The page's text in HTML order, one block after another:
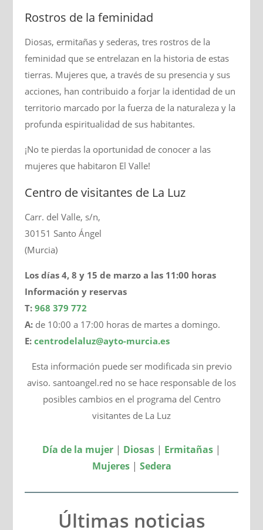
Rostros de la feminidad
Diosas, ermitañas y sederas, tres rostros de la
feminidad que se entrelazan en la historia de estas
tierras. Mujeres que, a través de su presencia y sus
acciones, han contribuido a forjar la identidad de un
territorio marcado por la fuerza de la naturaleza y la
profunda espiritualidad de sus habitantes.
¡No te pierdas la oportunidad de conocer a las
mujeres que habitaron El Valle!
Centro de visitantes de La Luz
Carr. del Valle, s/n,
30151 Santo Ángel
(Murcia)
Los días 4, 8 y 15 de marzo a las 11:00 horas
Información y reservas
T: 968 379 772
A: de 10:00 a 17:00 horas de martes a domingo.
E: centrodelaluz@ayto-murcia.es
Esta información puede ser modificada sin previo
aviso. santoangel.red no se hace responsable de los
posibles cambios en el programa del Centro
visitantes de La Luz
Día de la mujer | Diosas | Ermitañas |
Mujeres| Sedera
Últimas noticias